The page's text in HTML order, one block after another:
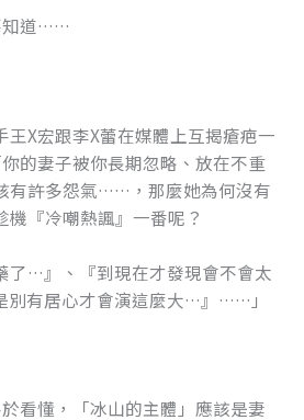
知道……
X宏跟李X蕾在媒體上互揭瘡疤一
的妻子被你長期忽略、放在不重
有許多怨氣……，那麼她為何沒有
『冷嘲熱諷』一番呢？
了…』、『到現在才發現會不會太
別有居心才會演這麼大…』……」
看懂，「冰山的主體」應該是妻